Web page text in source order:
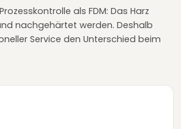
als FDM: Das Harz
nachgehärtet werden. Deshalb
Service den Unterschied beim